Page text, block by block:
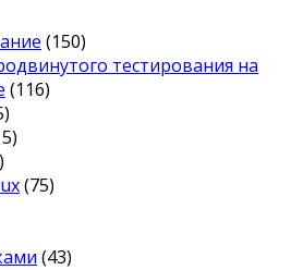
(150)
тестирования на
(116)
(75)
(43)